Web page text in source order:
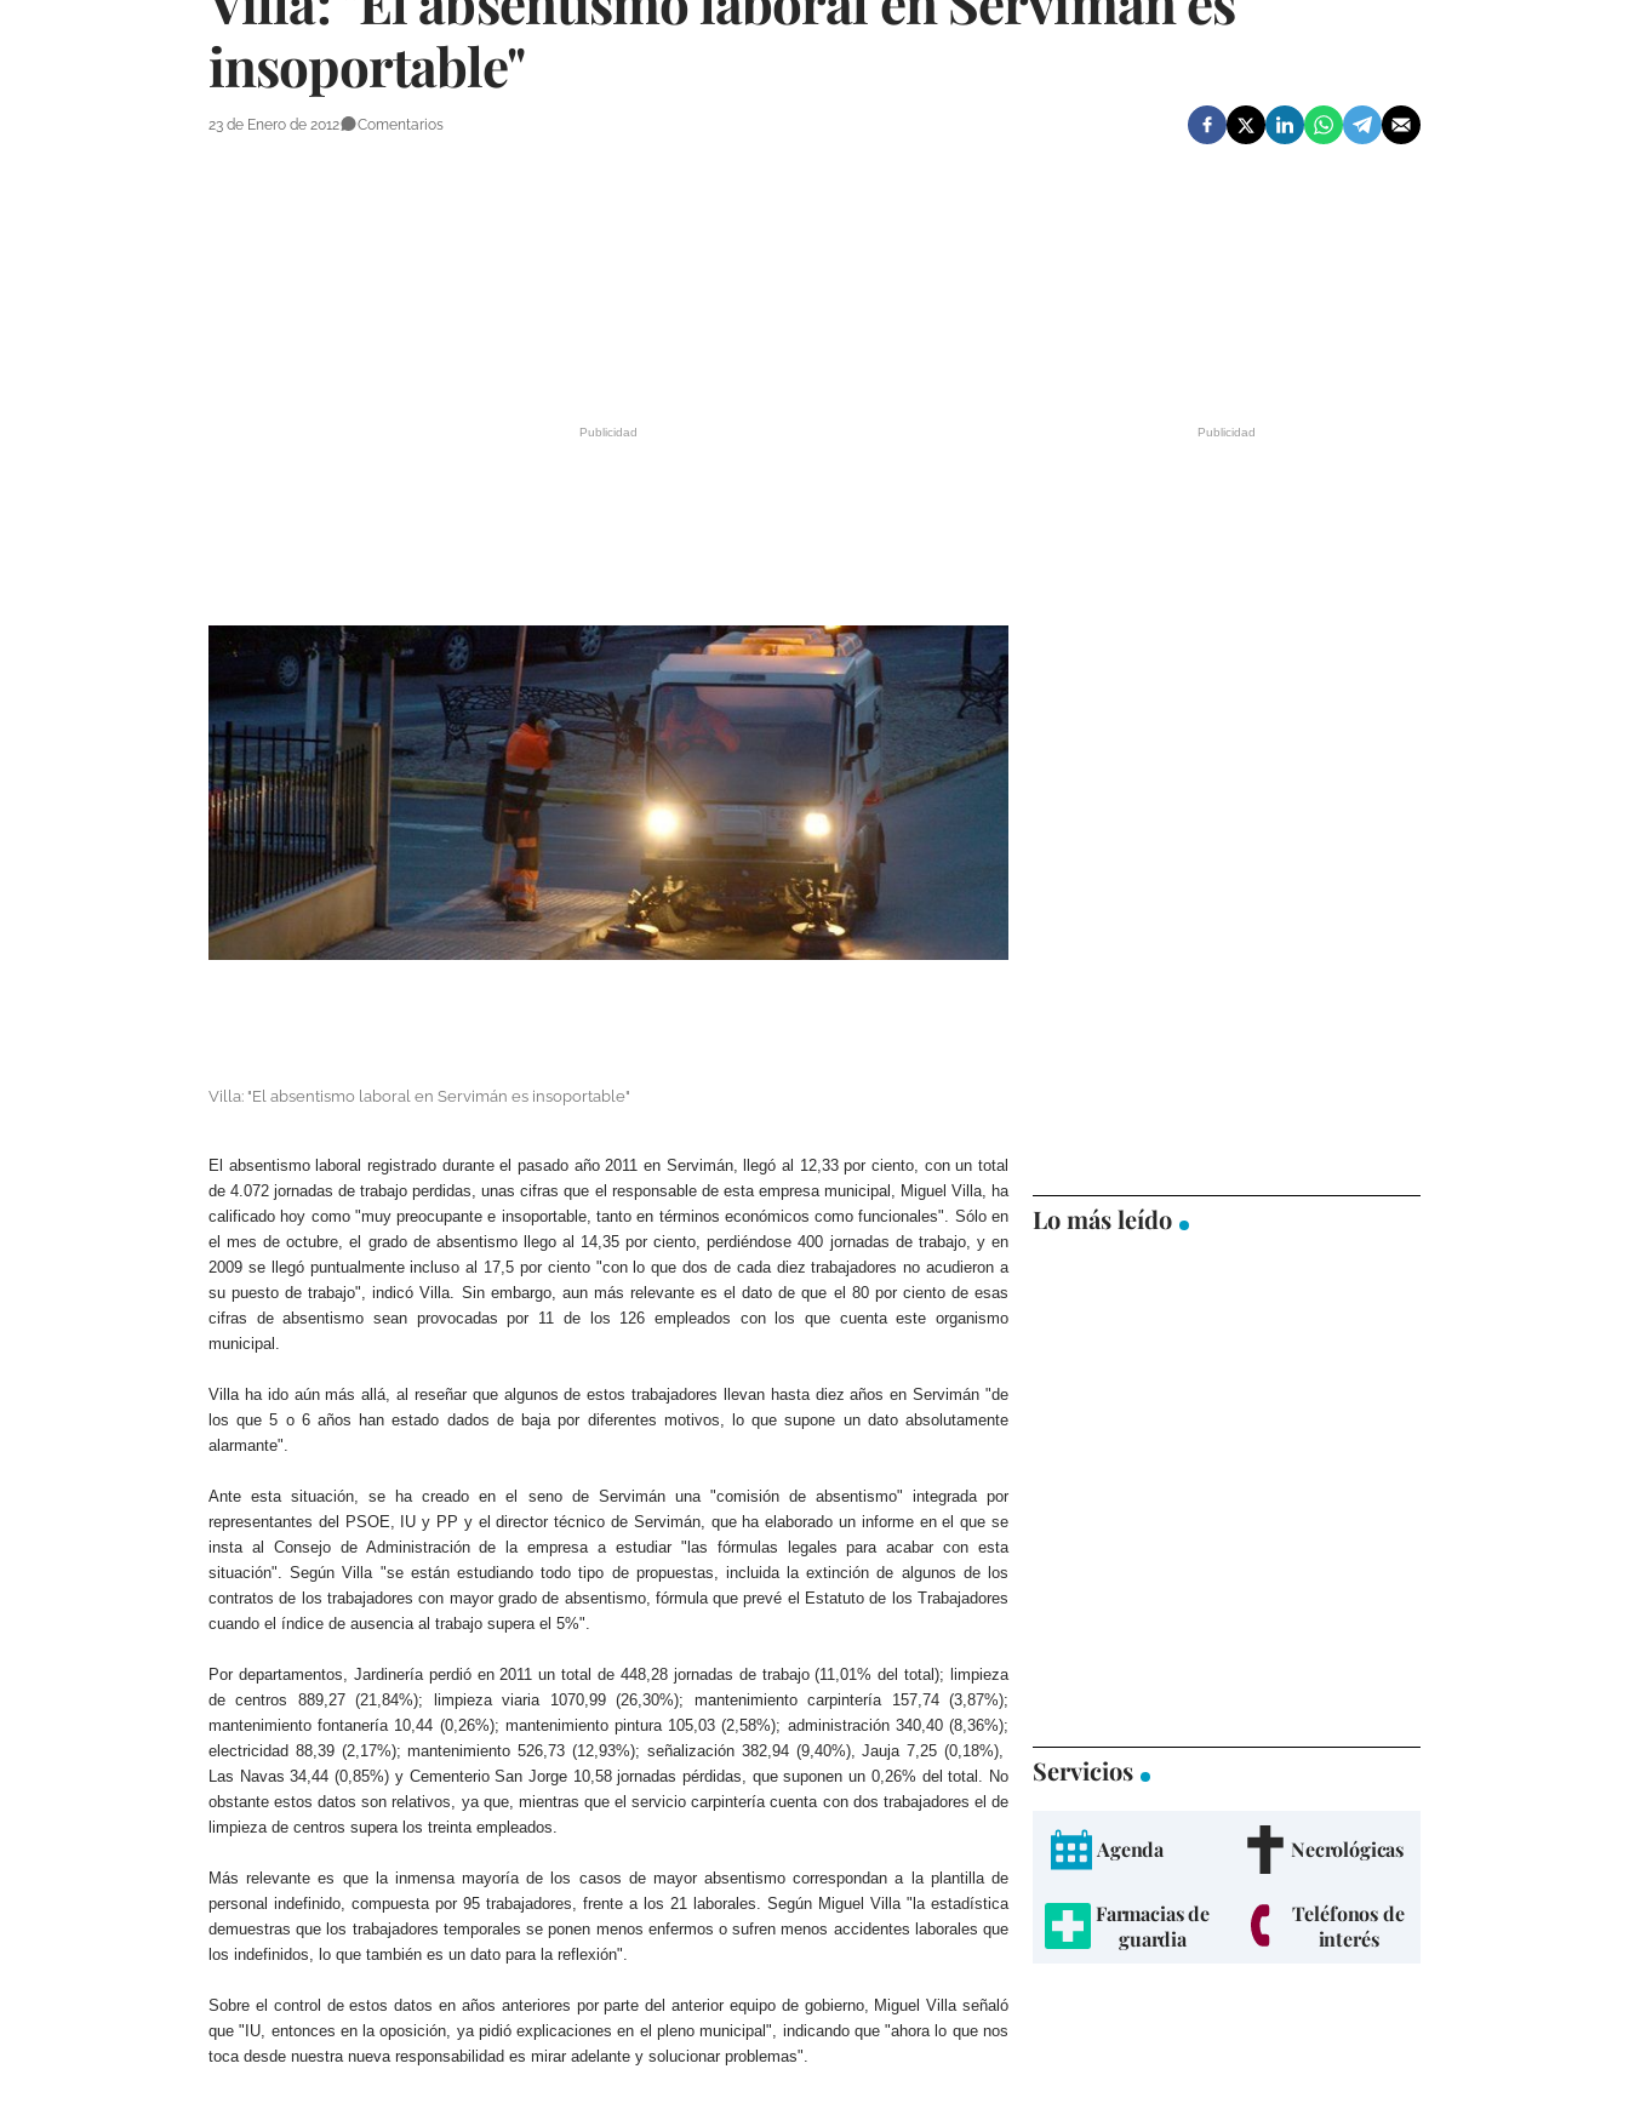
insoportable"
23 de Enero de 2012 Comentarios
Villa: "El absentismo laboral en Servimán es insoportable"
El absentismo laboral registrado durante el pasado año 2011 en Servimán, llegó al 12,33 por ciento, con un total
de 4.072 jornadas de trabajo perdidas, unas cifras que el responsable de esta empresa municipal, Miguel Villa, ha
calificado hoy como "muy preocupante e insoportable, tanto en términos económicos como funcionales". Sólo en
el mes de octubre, el grado de absentismo llego al 14,35 por ciento, perdiéndose 400 jornadas de trabajo, y en
2009 se llegó puntualmente incluso al 17,5 por ciento "con lo que dos de cada diez trabajadores no acudieron a
su puesto de trabajo", indicó Villa. Sin embargo, aun más relevante es el dato de que el 80 por ciento de esas
cifras de absentismo sean provocadas por 11 de los 126 empleados con los que cuenta este organismo
municipal.
Villa ha ido aún más allá, al reseñar que algunos de estos trabajadores llevan hasta diez años en Servimán "de
los que 5 o 6 años han estado dados de baja por diferentes motivos, lo que supone un dato absolutamente
alarmante".
Ante esta situación, se ha creado en el seno de Servimán una "comisión de absentismo" integrada por
representantes del PSOE, IU y PP y el director técnico de Servimán, que ha elaborado un informe en el que se
insta al Consejo de Administración de la empresa a estudiar "las fórmulas legales para acabar con esta
situación". Según Villa "se están estudiando todo tipo de propuestas, incluida la extinción de algunos de los
contratos de los trabajadores con mayor grado de absentismo, fórmula que prevé el Estatuto de los Trabajadores
cuando el índice de ausencia al trabajo supera el 5%".
Por departamentos, Jardinería perdió en 2011 un total de 448,28 jornadas de trabajo (11,01% del total); limpieza
de centros 889,27 (21,84%); limpieza viaria 1070,99 (26,30%); mantenimiento carpintería 157,74 (3,87%);
mantenimiento fontanería 10,44 (0,26%); mantenimiento pintura 105,03 (2,58%); administración 340,40 (8,36%);
electricidad 88,39 (2,17%); mantenimiento 526,73 (12,93%); señalización 382,94 (9,40%), Jauja 7,25 (0,18%),
Las Navas 34,44 (0,85%) y Cementerio San Jorge 10,58 jornadas pérdidas, que suponen un 0,26% del total. No
obstante estos datos son relativos, ya que, mientras que el servicio carpintería cuenta con dos trabajadores el de
limpieza de centros supera los treinta empleados.
Más relevante es que la inmensa mayoría de los casos de mayor absentismo correspondan a la plantilla de
personal indefinido, compuesta por 95 trabajadores, frente a los 21 laborales. Según Miguel Villa "la estadística
demuestras que los trabajadores temporales se ponen menos enfermos o sufren menos accidentes laborales que
los indefinidos, lo que también es un dato para la reflexión".
Sobre el control de estos datos en años anteriores por parte del anterior equipo de gobierno, Miguel Villa señaló
que "IU, entonces en la oposición, ya pidió explicaciones en el pleno municipal", indicando que "ahora lo que nos
toca desde nuestra nueva responsabilidad es mirar adelante y solucionar problemas".
Lo más leído
Servicios
Agenda Necrológicas
Farmacias de
guardia
Teléfonos de
interés